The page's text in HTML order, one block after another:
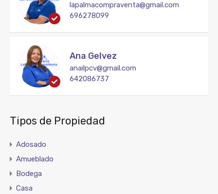
lapalmacompraventa@gmail.com
696278099
Ana Gelvez
anailpcv@gmail.com
642086737
Tipos de Propiedad
Adosado
Amueblado
Bodega
Casa